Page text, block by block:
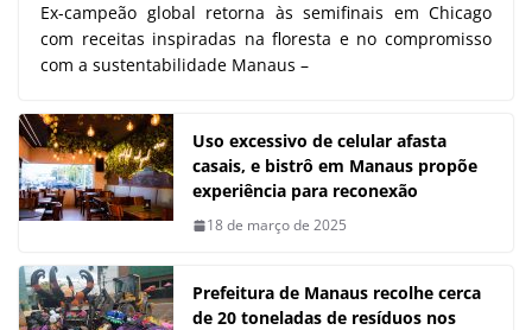
Ex-campeão global retorna às semifinais em Chicago
com receitas inspiradas na floresta e no compromisso
com a sustentabilidade Manaus –
Uso excessivo de celular afasta
casais, e bistrô em Manaus propõe
experiência para reconexão
18 de março de 2025
Prefeitura de Manaus recolhe cerca
de 20 toneladas de resíduos nos